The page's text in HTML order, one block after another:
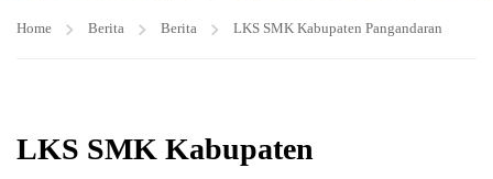
Home Berita Berita LKS SMK Kabupaten Pangandaran
LKS SMK Kabupaten